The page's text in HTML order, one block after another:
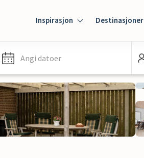
Inspirasjon Destinasjoner
Angi datoer